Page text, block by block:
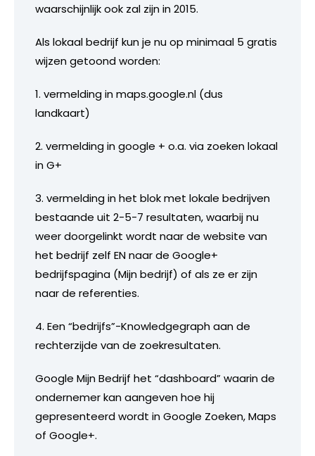
waarschijnlijk ook zal zijn in 2015.
Als lokaal bedrijf kun je nu op minimaal 5 gratis
wijzen getoond worden:
1. vermelding in maps.google.nl (dus
landkaart)
2. vermelding in google + o.a. via zoeken lokaal
in G+
3. vermelding in het blok met lokale bedrijven
bestaande uit 2-5-7 resultaten, waarbij nu
weer doorgelinkt wordt naar de website van
het bedrijf zelf EN naar de Google+
bedrijfspagina (Mijn bedrijf) of als ze er zijn
naar de referenties.
4. Een “bedrijfs”-Knowledgegraph aan de
rechterzijde van de zoekresultaten.
Google Mijn Bedrijf het “dashboard” waarin de
ondernemer kan aangeven hoe hij
gepresenteerd wordt in Google Zoeken, Maps
of Google+.